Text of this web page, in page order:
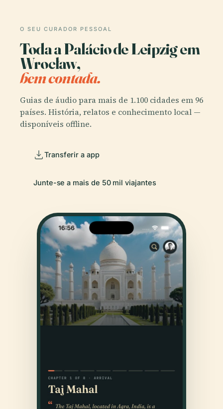
O SEU CURADOR PESSOAL
Toda a Palácio de Leipzig em
Wrocław,
bem contada.
Guias de áudio para mais de 1.100 cidades em 96
países. História, relatos e conhecimento local —
disponíveis offline.
Transferir a app
Junte-se a mais de 50 mil viajantes